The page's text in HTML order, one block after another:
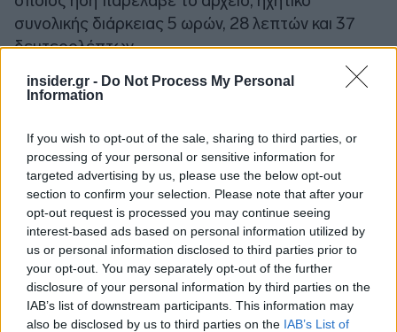
insider.gr - Do Not Process My Personal
Information
If you wish to opt-out of the sale, sharing to third parties, or
processing of your personal or sensitive information for
targeted advertising by us, please use the below opt-out
section to confirm your selection. Please note that after your
opt-out request is processed you may continue seeing
interest-based ads based on personal information utilized by
us or personal information disclosed to third parties prior to
your opt-out. You may separately opt-out of the further
disclosure of your personal information by third parties on the
IAB’s list of downstream participants. This information may
also be disclosed by us to third parties on the IAB’s List of
συνολικής διάρκειας 5 ωρών, 28 λεπτών και 37
δευτερολέπτων.